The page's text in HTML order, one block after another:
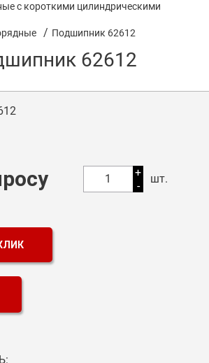
с короткими цилиндрическими
/ Подшипник 62612
62612
1
+
-
шт.